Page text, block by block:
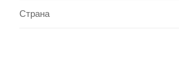
Страна